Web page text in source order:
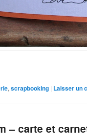
,scrapbooking | Laisser un
– carte et